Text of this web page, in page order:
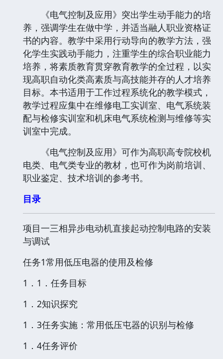
《电气控制及应用》突出学生动手能力的培
养，强调学生在做中学，并适当融人职业资格证
书的内容。教学中采用行动导向的教学方法，强
化学生实践动手能力，注重学生的综合职业能力
培养，将素质教育贯穿教育教学的全过程，以实
现高职自动化类高素质与高技能并存的人才培养
目标。本书适用于工作过程系统化的教学模式，
教学过程应集中在维修电工实训室、电气系统装
配与检修实训室和机床电气系统检测与维修等实
训室中完成。
《电气控制及应用》可作为高职高专院校机
电类、电气类专业的教材，也可作为岗前培训、
职业鉴定、技术培训的参考书。
目录
项目一三相异步电动机直接起动控制电路的安装
与调试
任务1常用低压电器的使用及检修
1．1．任务目标
1．2知识探究
1．3任务实施：常用低压屯器的识别与检修
1．4任务评价